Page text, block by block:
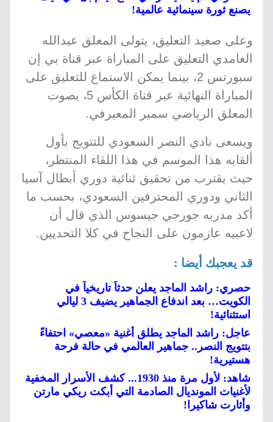
يصنع ثورة سينمائية عالمية!
وعلى صعيد التعليق، يتولى المعلق عبدالله
الغامدي التعليق على المباراة عبر قناة بي إن
سبورتس 2، بينما يمكن الاستماع للتعليق على
المباراة النهائية عبر قناة الكأس 5، بصوت
المعلق الرياضي سمير المعيرفي.
ويسعى نادي النصر السعودي للتتويج بأول
ألقابه هذا الموسم في هذا اللقاء المنتظر،
حيث يقترب من تحقيق ثنائية دوري أبطال آسيا
الثاني ودوري المحترفين السعودي، بحسب ما
أكد مدربه جورجي جيسوس الذي قال أن
لاعبيه عازمون على النجاح في كلا التحديين.
قد يعجبك أيضا :
حصري: راشد الماجد يعلن حدثاً تاريخياً في
الكويت… بعد اندفاع الجماهير يضيف 3 ليالي
استثنائية!
عاجل: راشد الماجد يطلق أغنية «معصي» احتفاءً
بتتويج النصر.. جماهير العالمي في حالة فرحة
هستيرية!
شاهد: لأول مرة منذ 1930... كشف الأسرار المخفية
لأغنيات المونديال الصادمة التي أبكت ريكي مارتن
وأثارت شاكيرا!